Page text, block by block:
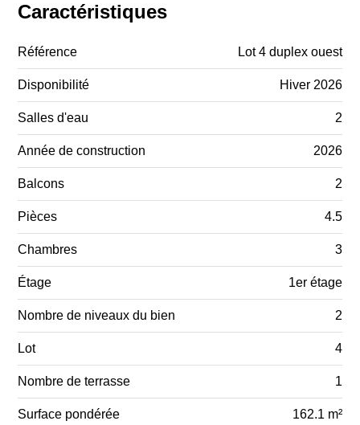
Caractéristiques
Référence Lot 4 duplex ouest
Disponibilité Hiver 2026
Salles d'eau 2
Année de construction 2026
Balcons 2
Pièces 4.5
Chambres 3
Étage 1er étage
Nombre de niveaux du bien 2
Lot 4
Nombre de terrasse 1
Surface pondérée 162.1 m²